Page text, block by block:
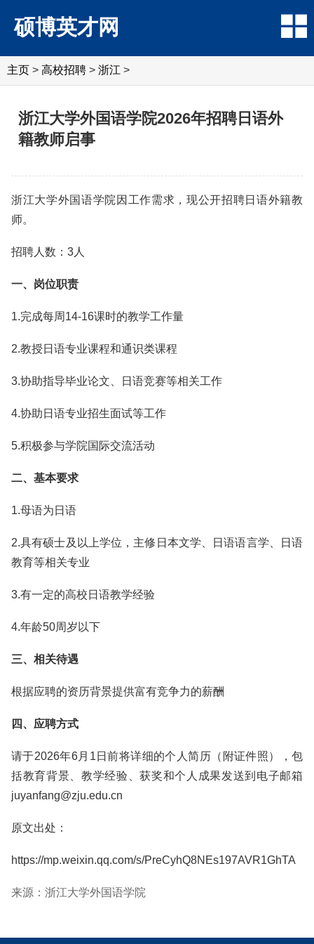
硕博英才网
主页 > 高校招聘 > 浙江 >
浙江大学外国语学院2026年招聘日语外
籍教师启事
浙江大学外国语学院因工作需求，现公开招聘日语外籍教
师。
招聘人数：3人
一、岗位职责
1.完成每周14-16课时的教学工作量
2.教授日语专业课程和通识类课程
3.协助指导毕业论文、日语竞赛等相关工作
4.协助日语专业招生面试等工作
5.积极参与学院国际交流活动
二、基本要求
1.母语为日语
2.具有硕士及以上学位，主修日本文学、日语语言学、日语
教育等相关专业
3.有一定的高校日语教学经验
4.年龄50周岁以下
三、相关待遇
根据应聘的资历背景提供富有竞争力的薪酬
四、应聘方式
请于2026年6月1日前将详细的个人简历（附证件照），包
括教育背景、教学经验、获奖和个人成果发送到电子邮箱
juyanfang@zju.edu.cn
原文出处：
https://mp.weixin.qq.com/s/PreCyhQ8NEs197AVR1GhTA
来源：浙江大学外国语学院